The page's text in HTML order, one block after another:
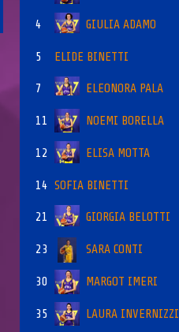
4 GIULIA ADAMO
5 ELIDE BINETTI
7 ELEONORA PALA
11 NOEMI BORELLA
12 ELISA MOTTA
14 SOFIA BINETTI
21 GIORGIA BELOTTI
23 SARA CONTI
30 MARGOT IMERI
35 LAURA INVERNIZZI